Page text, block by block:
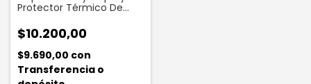
Protector Térmico De
$10.200,00
$9.690,00 con
Transferencia o